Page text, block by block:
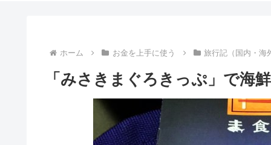
ホーム お金を上手に使う 旅行記（国内・海
「みさきまぐろきっぷ」で海